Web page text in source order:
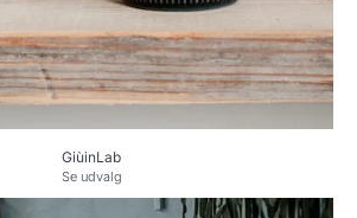
GiùinLab
Se udvalg